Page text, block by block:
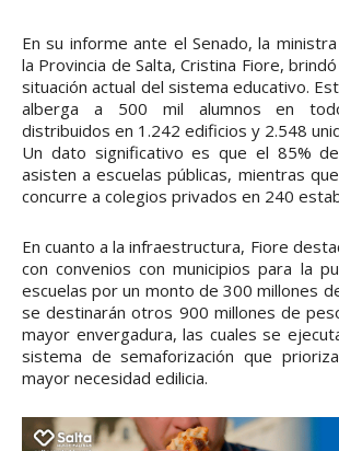
En su informe ante el Senado, la
la Provincia de Salta, Cristina Fiore,
situación actual del sistema educativo.
alberga a 500 mil alumnos en
distribuidos en 1.242 edificios y 2.548
Un dato significativo es que el 85%
asisten a escuelas públicas, mientras
concurre a colegios privados en 240
En cuanto a la infraestructura, Fiore
con convenios con municipios para la
escuelas por un monto de 300 millones
se destinarán otros 900 millones de
mayor envergadura, las cuales se
sistema de semaforización que
mayor necesidad edilicia.